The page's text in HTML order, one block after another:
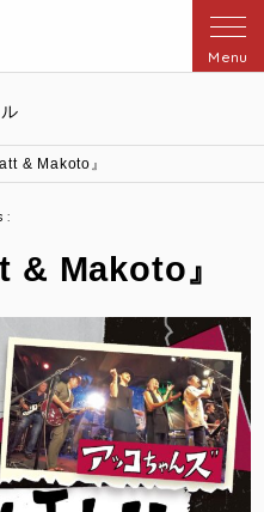
Menu
& Makoto』
:
& Makoto』